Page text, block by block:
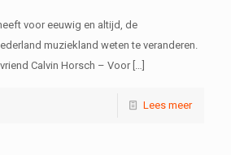
voor eeuwig en altijd, de
muziekland weten te veranderen.
Calvin Horsch – Voor[…]
Lees meer